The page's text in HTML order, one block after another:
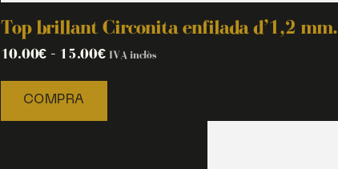
Top brillant Circonita enfilada d’1,2 mm.
10.00€ – 15.00€ IVA inclòs
COMPRA